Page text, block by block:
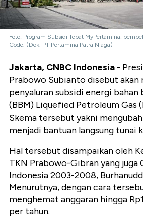
Foto: Program Subsidi Tepat MyPertamina,
Code. (Dok. PT Pertamina Patra Niaga)
Jakarta, CNBC Indonesia -
Prabowo Subianto disebut akan
penyaluran subsidi energi bahan
(BBM) Liquefied Petroleum Gas
Skema tersebut yakni
menjadi bantuan langsung tunai
Hal tersebut disampaikan oleh
TKN Prabowo-Gibran yang juga
Indonesia 2003-2008,
Menurutnya, dengan cara
menghemat anggaran hingga
per tahun.